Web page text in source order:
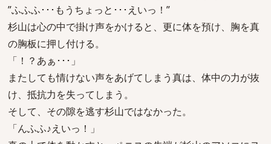
”ふふふ･･･もうちょっと･･･えいっ！”
杉山は心の中で掛け声をかけると、更に体を預け、胸を真
の胸板に押し付ける。
「！？あぁ･･･」
またしても情けない声をあげてしまう真は、体中の力が抜
け、抵抗力を失ってしまう。
そして、その隙を逃す杉山ではなかった。
「んふふ♪えいっ！」